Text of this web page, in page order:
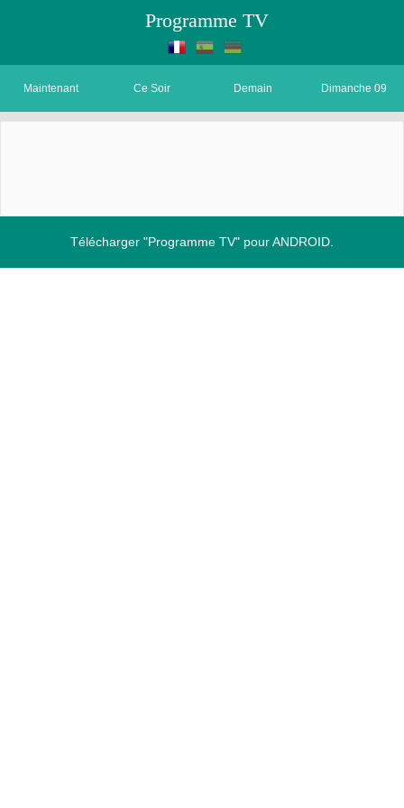
Programme TV
Maintenant Ce Soir Demain Dimanche 09
Télécharger "Programme TV" pour ANDROID.